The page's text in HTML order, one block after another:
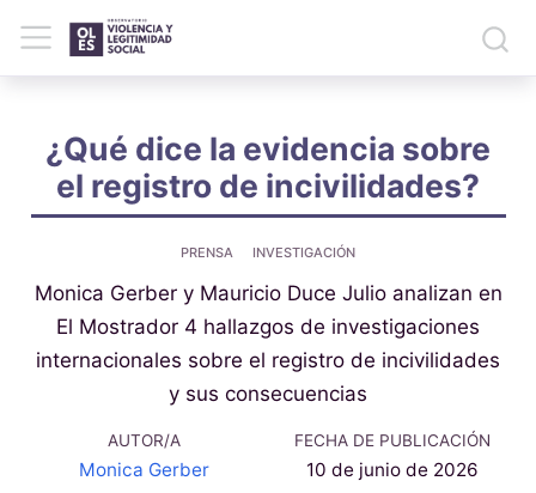
¿Qué dice la evidencia sobre
el registro de incivilidades?
PRENSA INVESTIGACIÓN
Monica Gerber y Mauricio Duce Julio analizan en
El Mostrador 4 hallazgos de investigaciones
internacionales sobre el registro de incivilidades
y sus consecuencias
AUTOR/A
Monica Gerber
FECHA DE PUBLICACIÓN
10 de junio de 2026